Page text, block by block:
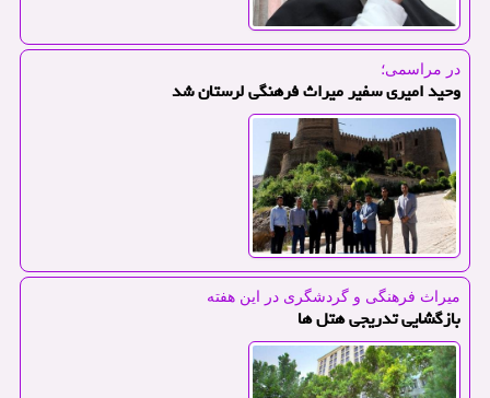
در مراسمی؛
وحید امیری سفیر میراث فرهنگی لرستان شد
میراث فرهنگی و گردشگری در این هفته
بازگشایی تدریجی هتل ها